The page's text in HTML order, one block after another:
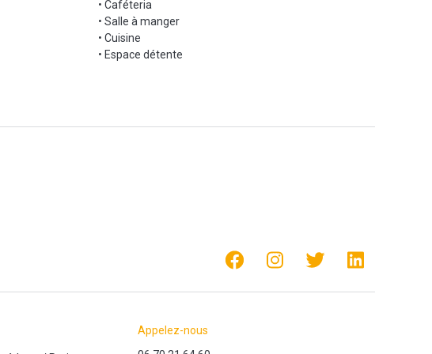
• Caféteria
• Salle à manger
• Cuisine
• Espace détente
Appelez-nous